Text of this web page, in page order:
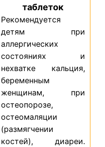
таблеток
Рекомендуется
детям при
аллергических
состояниях и
нехватке кальция,
беременным
женщинам, при
остеопорозе,
остеомаляции
(размягчении
костей), диареи.